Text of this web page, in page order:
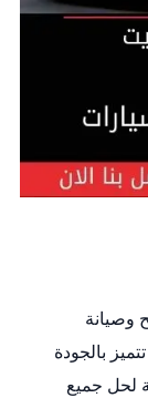
وصيانة
بالجودة
لحل جميع